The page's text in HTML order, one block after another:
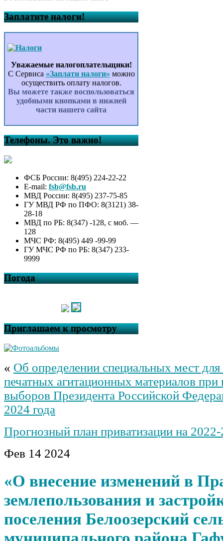
Заплатите налоги!
Уважаемые налогоплательщики!
С Сервиса «Заплати налоги» можно
осуществить оплату налогов.
Вы можете также воспользоваться
удобными кнопками в нижней
части нашего сайта
Телефоны. Это важно!
ФСБ России: 8(495) 224-22-22
E-mail: fsb@fsb.ru
МВД России: 8(495) 237-75-85
ГУ МВД РФ по ПФО: 8(3121) 38-
28-18
МВД по РБ: 8(347) -128, с моб. —
128
МЧС РФ: 8(495) 449 -99-99
ГУ МЧС РФ по РБ: 8(347) 233-
9999
Погода
Приглашаем к просмотру
« Об определении специальных мест
печатных агитационных материалов при
выборов Президента Российской
2024 года
Прогнозный план приватизации на
Фев 14 2024
«О внесение изменений в
землепользования и
поселения Белоозерский